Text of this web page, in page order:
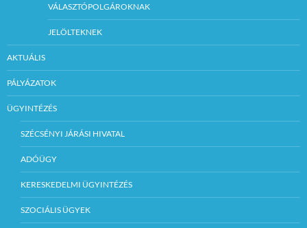
VÁLASZTÓPOLGÁROKNAK
JELÖLTEKNEK
AKTUÁLIS
PÁLYÁZATOK
ÜGYINTÉZÉS
SZÉCSÉNYI JÁRÁSI HIVATAL
ADÓÜGY
KERESKEDELMI ÜGYINTÉZÉS
SZOCIÁLIS ÜGYEK